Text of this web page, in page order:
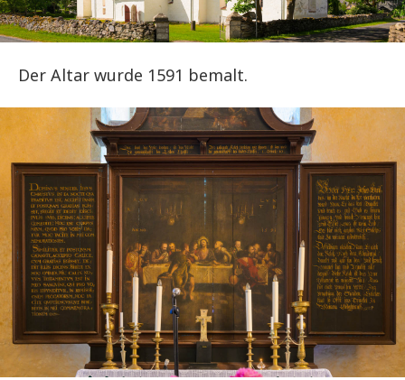
Der Altar wurde 1591 bemalt.